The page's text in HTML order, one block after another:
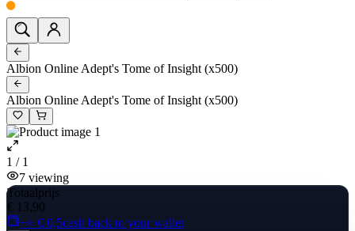
Albion Online Adept's Tome of Insight (x500)
Albion Online Adept's Tome of Insight (x500)
1 / 1
7 viewing
Totaalprijs
€ 13,90
+≈ € 0,5cash back to your wallet